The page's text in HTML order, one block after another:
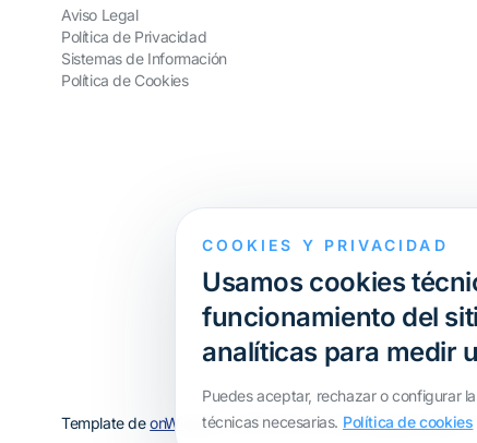
Aviso Legal
Política de Privacidad
Sistemas de Información
Política de Cookies
Template deonWidget, modificado porALS Transfer Pricing
COOKIES Y PRIVACIDAD
Usamos cookies
funcionamiento del
analíticas para medir
Puedes aceptar, rechazar o configurar
técnicas necesarias. Política de cookies